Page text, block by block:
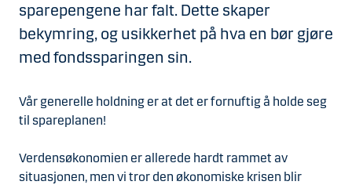
sparepengene har falt. Dette skaper
bekymring, og usikkerhet på hva en bør gjøre
med fondssparingen sin.
Vår generelle holdning er at det er fornuftig å holde seg
til spareplanen!
Verdensøkonomien er allerede hardt rammet av
situasjonen, men vi tror den økonomiske krisen blir